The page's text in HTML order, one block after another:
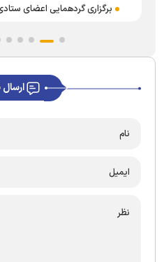
برگزاری گردهمایی اعضای